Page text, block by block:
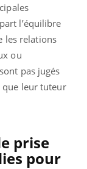
l’équilibre
les relations
ou
pas jugés
que leur tuteur
prise
pour